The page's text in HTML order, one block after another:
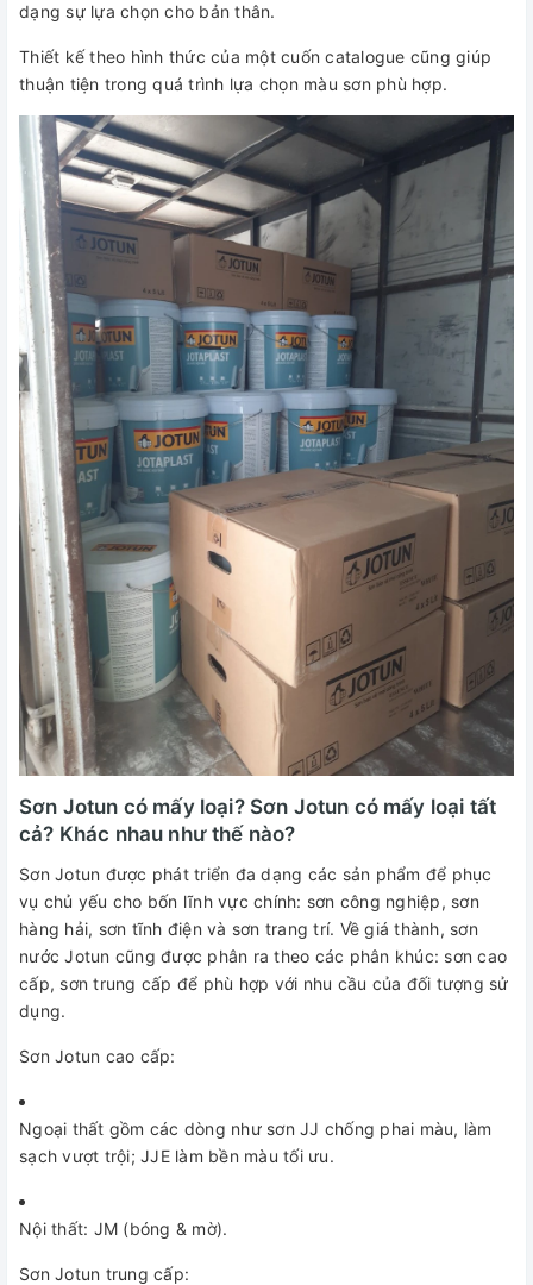
dạng sự lựa chọn cho bản thân.
Thiết kế theo hình thức của một cuốn catalogue cũng giúp
thuận tiện trong quá trình lựa chọn màu sơn phù hợp.
Sơn Jotun có mấy loại? Sơn Jotun có mấy loại tất
cả? Khác nhau như thế nào?
Sơn Jotun được phát triển đa dạng các sản phẩm để phục
vụ chủ yếu cho bốn lĩnh vực chính: sơn công nghiệp, sơn
hàng hải, sơn tĩnh điện và sơn trang trí. Về giá thành, sơn
nước Jotun cũng được phân ra theo các phân khúc: sơn cao
cấp, sơn trung cấp để phù hợp với nhu cầu của đối tượng sử
dụng.
Sơn Jotun cao cấp:
Ngoại thất gồm các dòng như sơn JJ chống phai màu, làm
sạch vượt trội; JJE làm bền màu tối ưu.
Nội thất: JM (bóng & mờ).
Sơn Jotun trung cấp: